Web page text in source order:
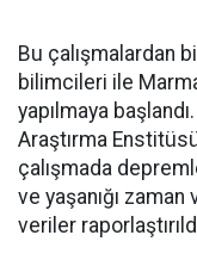
Bu çalışmalardan
bilimcileri ile
yapılmaya
Araştırma
çalışmada
ve yaşanığı
veriler